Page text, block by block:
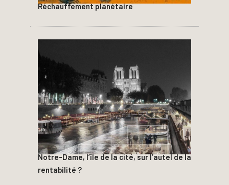
Réchauffement planétaire
Notre-Dame, l’île de la cité, sur l’autel de la
rentabilité ?